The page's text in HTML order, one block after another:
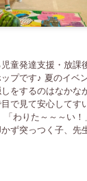
童発達支援・放課
プです♪ 夏のイベ
をするのはなかな
で見て安心してす
「わりた～～～い！
ず突っつく子、先